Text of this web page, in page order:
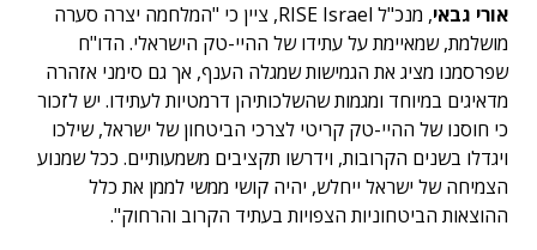
אורי גבאי
, מנכ"ל RISE Israel, ציין כי "המלחמה יצרה סערה
מושלמת, שמאיימת על עתידו של ההיי-טק הישראלי. הדו"ח
שפרסמנו מציג את הגמישות שמגלה הענף, אך גם סימני אזהרה
מדאיגים במיוחד ומגמות שהשלכותיהן דרמטיות לעתידו. יש לזכור
כי חוסנו של ההיי-טק קריטי לצרכי הביטחון של ישראל, שילכו
ויגדלו בשנים הקרובות, וידרשו תקציבים משמעותיים. ככל שמנוע
הצמיחה של ישראל ייחלש, יהיה קושי ממשי לממן את כלל
ההוצאות הביטחוניות הצפויות בעתיד הקרוב והרחוק".